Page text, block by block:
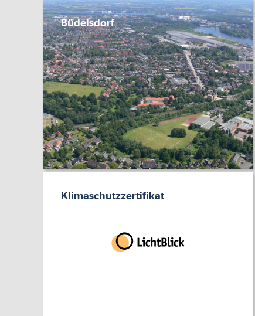
Büdelsdorf
Klimaschutzzertifikat